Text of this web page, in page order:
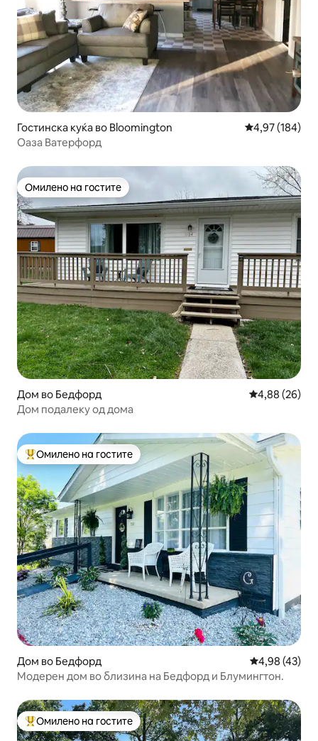
Гостинска куќа во Bloomington Просечна
4,97 (184)
Оаза Ватерфорд
Омилено на гостите
Омилено на гостите
Дом во Бедфорд Просечна
4,88 (26)
Дом подалеку од дома
Меѓу најуспешните „Омилени на гостите“
Омилено на гостите
Дом во Бедфорд Просечна
4,98 (43)
Модерен дом во близина на Бедфорд и Блумингтон.
Меѓу најуспешните „Омилени на гостите“
Омилено на гостите